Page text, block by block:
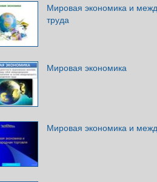
Мировая экономика и
труда
Мировая экономика
Мировая экономика и